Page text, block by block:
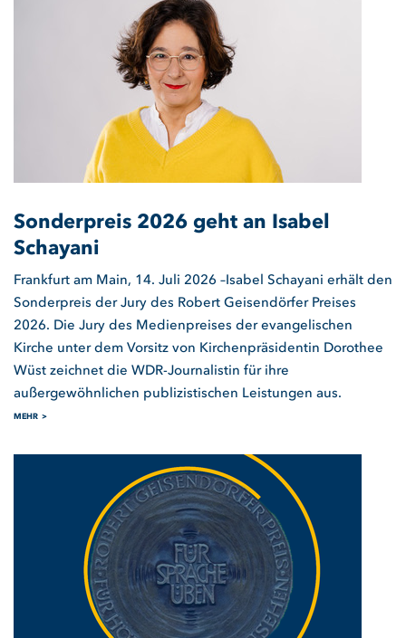
Sonderpreis 2026 geht an Isabel
Schayani
Frankfurt am Main, 14. Juli 2026 –Isabel Schayani erhält den
Sonderpreis der Jury des Robert Geisendörfer Preises
2026. Die Jury des Medienpreises der evangelischen
Kirche unter dem Vorsitz von Kirchenpräsidentin Dorothee
Wüst zeichnet die WDR-Journalistin für ihre
außergewöhnlichen publizistischen Leistungen aus.
MEHR